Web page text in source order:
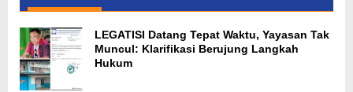
LEGATISI Datang Tepat Waktu, Yayasan Tak
Muncul: Klarifikasi Berujung Langkah
Hukum